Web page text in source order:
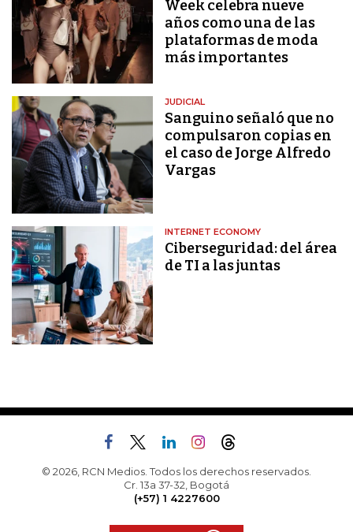
Week celebra nueve
años como una de las
plataformas de moda
más importantes
JUDICIAL
Sanguino señaló que no
compulsaron copias en
el caso de Jorge Alfredo
Vargas
INTERNET ECONOMY
Ciberseguridad: del área
de TI a las juntas
© 2026, RCN Medios. Todos los derechos reservados.
Cr. 13a 37-32, Bogotá
(+57) 1 4227600